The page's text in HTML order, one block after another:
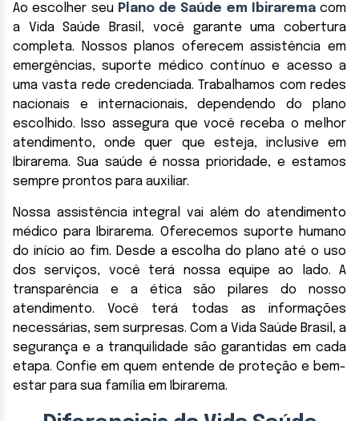
Ao escolher seu Plano de Saúde em Ibiraremacom
a Vida Saúde Brasil, você garante uma cobertura
completa. Nossos planos oferecem assistência em
emergências, suporte médico contínuo e acesso a
uma vasta rede credenciada. Trabalhamos com redes
nacionais e internacionais, dependendo do plano
escolhido. Isso assegura que você receba o melhor
atendimento, onde quer que esteja, inclusive em
Ibirarema. Sua saúde é nossa prioridade, e estamos
sempre prontos para auxiliar.
Nossa assistência integral vai além do atendimento
médico para Ibirarema. Oferecemos suporte humano
do início ao fim. Desde a escolha do plano até o uso
dos serviços, você terá nossa equipe ao lado. A
transparência e a ética são pilares do nosso
atendimento. Você terá todas as informações
necessárias, sem surpresas. Com a Vida Saúde Brasil, a
segurança e a tranquilidade são garantidas em cada
etapa. Confie em quem entende de proteção e bem-
estar para sua família em Ibirarema.